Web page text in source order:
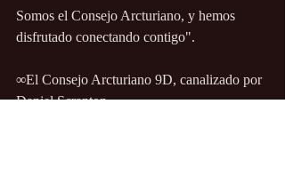
Somos el Consejo Arcturiano, y hemos
disfrutado conectando contigo".
∞El Consejo Arcturiano 9D, canalizado por
Daniel Scranton